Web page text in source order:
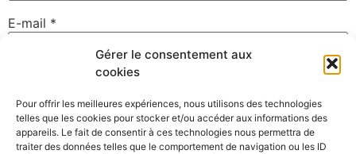
Gérer le consentement aux
cookies
Pour offrir les meilleures expériences, nous utilisons des technologies
telles que les cookies pour stocker et/ou accéder aux informations des
appareils. Le fait de consentir à ces technologies nous permettra de
traiter des données telles que le comportement de navigation ou les ID
E-mail *